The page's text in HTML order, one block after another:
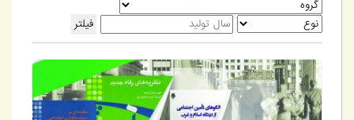
فیلتر